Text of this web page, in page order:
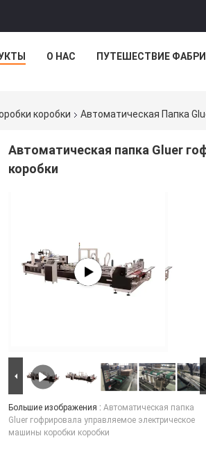
О НАС ПУТЕШЕСТВИЕ
коробки Автоматическая Папка
Автоматическая папка Gluer
коробки
Большие изображения : Автоматическая папка
Gluer гофрировала управляемое электрическое
машины коробки коробки